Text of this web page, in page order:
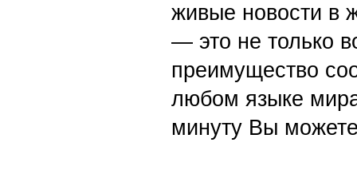
живые новости в
— это не только
преимущество
любом языке
минуту Вы